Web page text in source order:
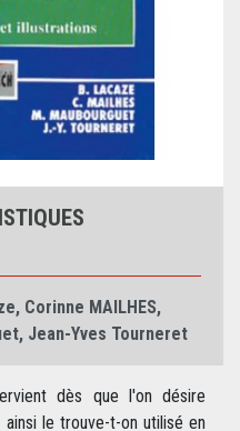
, Corinne MAILHES,
, Jean-Yves Tourneret
dès que l'on désire
le trouve-t-on utilisé en